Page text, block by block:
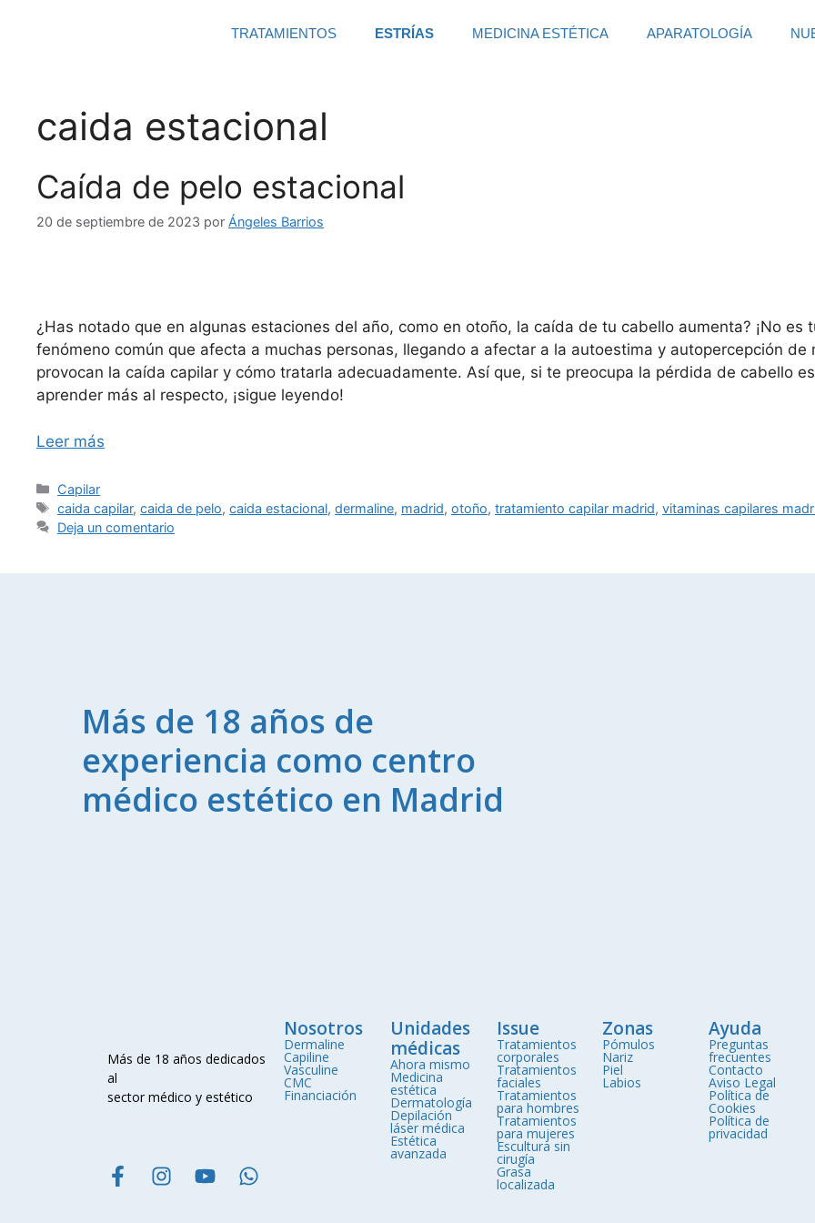
TRATAMIENTOS ESTRÍAS MEDICINA ESTÉTICA APARATOLOGÍA
caida estacional
Caída de pelo estacional
20 de septiembre de 2023 por Ángeles Barrios
¿Has notado que en algunas estaciones del año, como en otoño, la caída de tu cabello aumenta? ¡No
fenómeno común que afecta a muchas personas, llegando a afectar a la autoestima y autopercepción
provocan la caída capilar y cómo tratarla adecuadamente. Así que, si te preocupa la pérdida de cabello
aprender más al respecto, ¡sigue leyendo!
Leer más
Capilar
caida capilar,caida de pelo,caida estacional,dermaline, madrid,otoño,tratamiento capilar madrid,vitaminas capilares
Deja un comentario
Más de 18 años de
experiencia como centro
médico estético en Madrid
Más de 18 años dedicados
al
sector médico y estético
Nosotros
Dermaline
Capiline
Vasculine
CMC
Financiación
Unidades
médicas
Ahora mismo
Medicina
estética
Dermatología
Depilación
láser médica
Estética
avanzada
Issue
Tratamientos
corporales
Tratamientos
faciales
Tratamientos
para hombres
Tratamientos
para mujeres
Escultura sin
cirugía
Grasa
localizada
Zonas
Pómulos
Nariz
Piel
Labios
Ayuda
Preguntas
frecuentes
Contacto
Aviso Legal
Política de
Cookies
Política de
privacidad